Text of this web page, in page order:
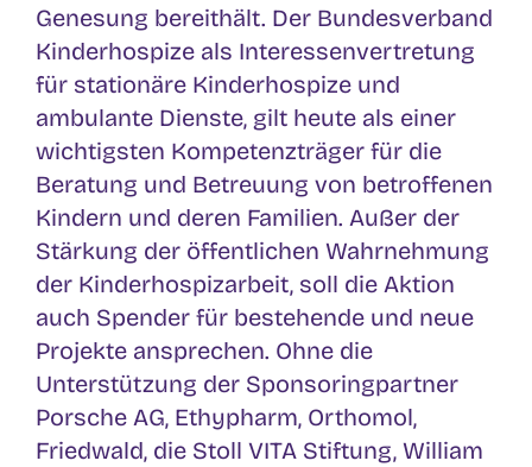
Genesung bereithält. Der Bundesverband
Kinderhospize als Interessenvertretung
für stationäre Kinderhospize und
ambulante Dienste, gilt heute als einer
wichtigsten Kompetenzträger für die
Beratung und Betreuung von betroffenen
Kindern und deren Familien. Außer der
Stärkung der öffentlichen Wahrnehmung
der Kinderhospizarbeit, soll die Aktion
auch Spender für bestehende und neue
Projekte ansprechen. Ohne die
Unterstützung der Sponsoringpartner
Porsche AG, Ethypharm, Orthomol,
Friedwald, die Stoll VITA Stiftung, William